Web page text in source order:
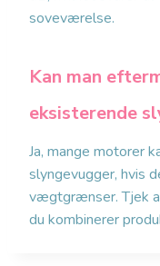
soveværelse.
Kan man
eksisterende
Ja, mange motorer
slyngevugger, hvis
vægtgrænser. Tjek
du kombinerer